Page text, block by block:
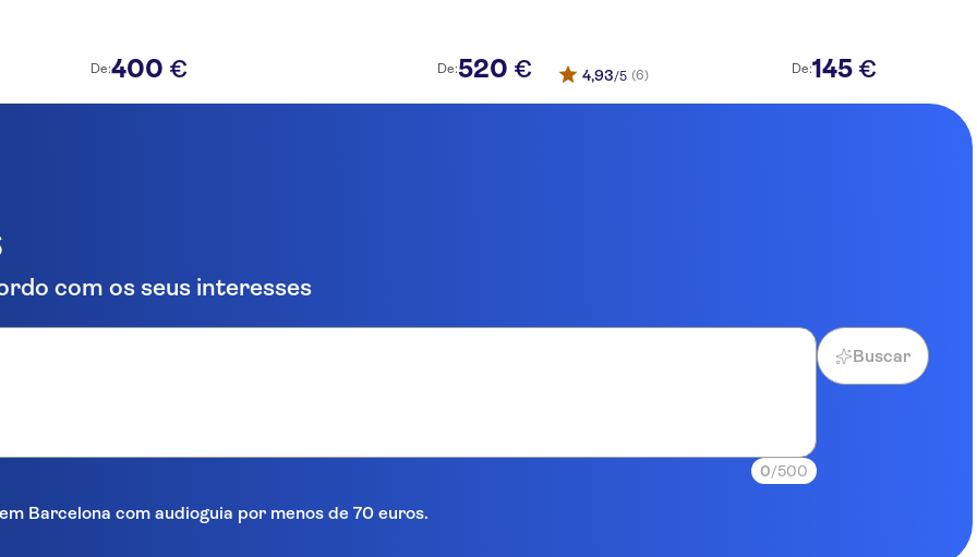
De:400 € De:520 € 4,93/5 (6) De:145 €
com os seus interesses
0/500
Buscar
Barcelona com audioguia por menos de 70 euros.